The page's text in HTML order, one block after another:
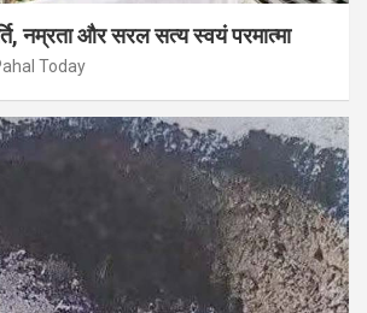
नम्रता और सरल सत्य स्वयं परमात्मा
Today